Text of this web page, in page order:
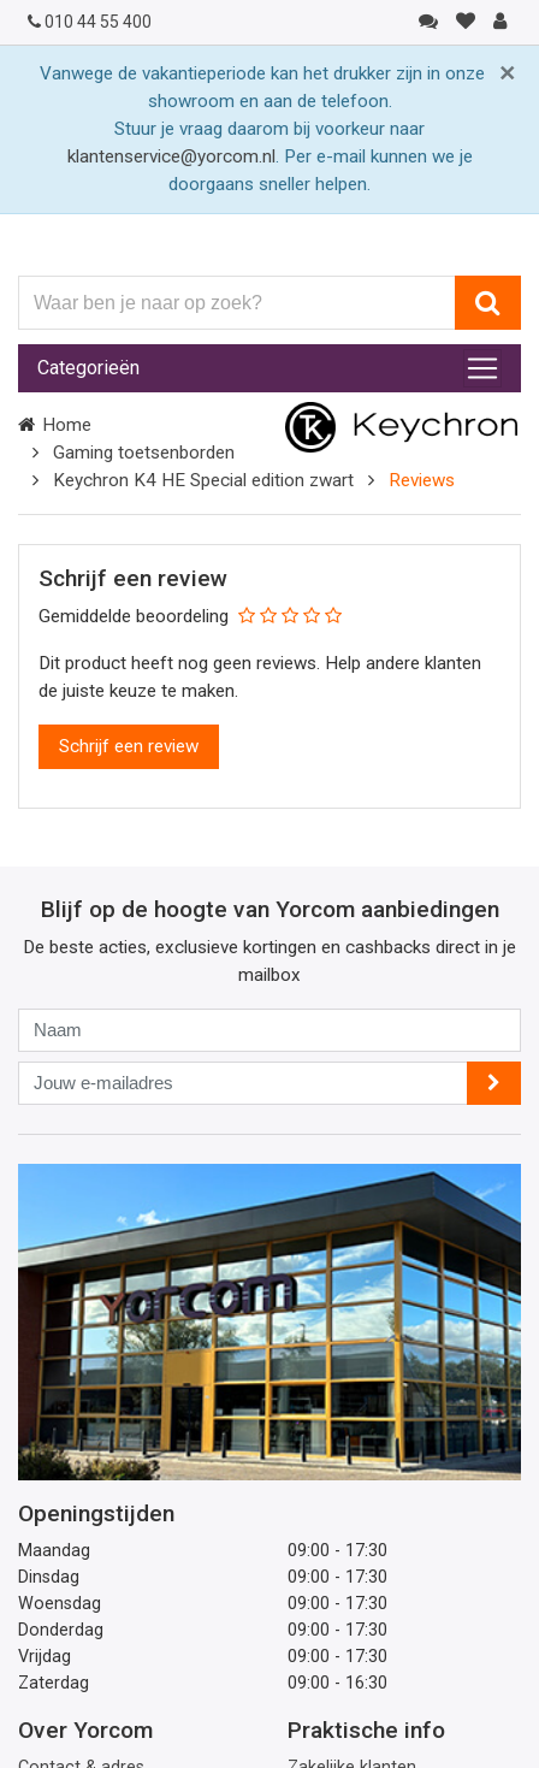
010 44 55 400
×
Vanwege de vakantieperiode kan het drukker zijn in onze
showroom en aan de telefoon.
Stuur je vraag daarom bij voorkeur naar
klantenservice@yorcom.nl. Per e-mail kunnen we je
doorgaans sneller helpen.
ben
je
naar
op
zoek?
Categorieën
Home
Gaming toetsenborden
Keychron K4 HE Special edition zwart
Reviews
Schrijf een review
Gemiddelde beoordeling
Dit product heeft nog geen reviews. Help andere klanten
de juiste keuze te maken.
Schrijf een review
Blijf op de hoogte van Yorcom aanbiedingen
De beste acties, exclusieve kortingen en cashbacks direct in je
mailbox
Jouw
e-
mailadres
Openingstijden
Maandag
09:00 - 17:30
Dinsdag
09:00 - 17:30
Woensdag
09:00 - 17:30
Donderdag
09:00 - 17:30
Vrijdag
09:00 - 17:30
Zaterdag
09:00 - 16:30
Over Yorcom Praktische info